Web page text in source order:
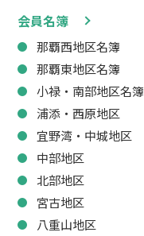
会員名簿
那覇西地区名簿
那覇東地区名簿
小禄・南部地区名簿
浦添・西原地区
宜野湾・中城地区
中部地区
北部地区
宮古地区
八重山地区